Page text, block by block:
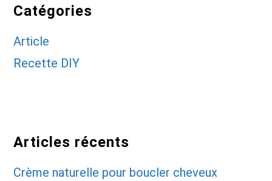
Catégories
Article
Recette DIY
Articles récents
Crème naturelle pour boucler cheveux